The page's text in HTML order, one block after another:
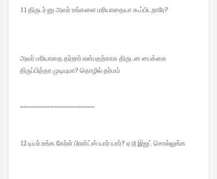
11 திருடர் னு அவர் உங்களை மரியாதையா கூப்பிடறாரே?
அவர் மரியாதை தர்றார் என்பதற்காக திருடன பைக்கை
திருப்பித்தர முடியுமா? தொழில் தர்மம்
======================
12 டியர்.உங்க கேர்ள் பிரன்ட்ஸ் யார் யார்? ஏ டூ இஜட் சொல்லுங்க